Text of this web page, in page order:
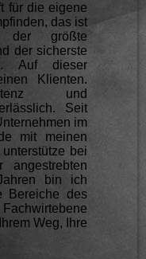
für die eigene
das ist
größte
der sicherste
Auf dieser
Klienten.
und
Seit
im
mit meinen
bei
angestrebten
bin ich
Bereiche des
Weg, Ihre